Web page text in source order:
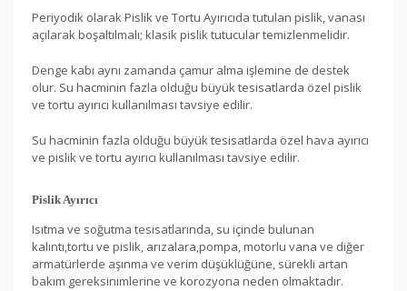
Periyodik olarak Pislik ve Tortu Ayırıcıda tutulan pislik, vanası
açılarak boşaltılmalı; klasik pislik tutucular temizlenmelidir.
Denge kabı aynı zamanda çamur alma işlemine de destek
olur. Su hacminin fazla olduğu büyük tesisatlarda özel pislik
ve tortu ayırıcı kullanılması tavsiye edilir.
Su hacminin fazla olduğu büyük tesisatlarda özel hava ayırıcı
ve pislik ve tortu ayırıcı kullanılması tavsiye edilir.
Pislik Ayırıcı
Isıtma ve soğutma tesisatlarında, su içinde bulunan
kalıntı,tortu ve pislik, arızalara,pompa, motorlu vana ve diğer
armatürlerde aşınma ve verim düşüklüğüne, sürekli artan
bakım gereksinimlerine ve korozyona neden olmaktadır.